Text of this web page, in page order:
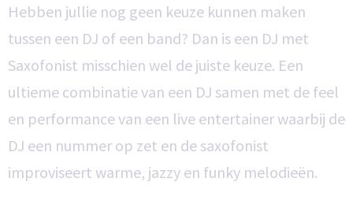
Hebben jullie nog geen keuze kunnen maken
tussen een DJ of een band? Dan is een DJ met
Saxofonist misschien wel de juiste keuze. Een
ultieme combinatie van een DJ samen met de feel
en performance van een live entertainer waarbij de
DJ een nummer op zet en de saxofonist
improviseert warme, jazzy en funky melodieën.